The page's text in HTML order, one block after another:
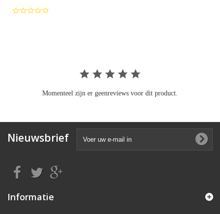
Momenteel zijn er geenreviews voor dit product.
Nieuwsbrief
Informatie